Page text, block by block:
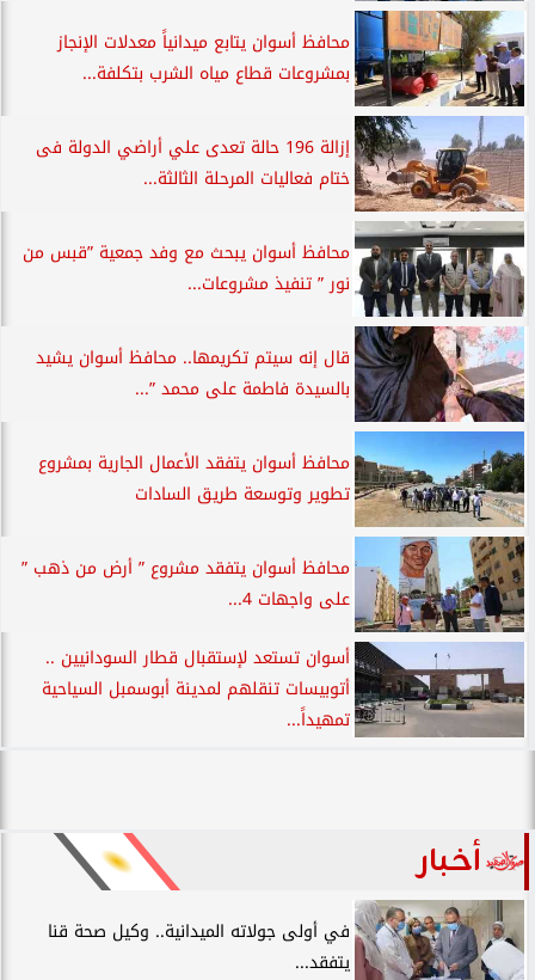
محافظ أسوان يتابع ميدانياً معدلات الإنجاز
بمشروعات قطاع مياه الشرب بتكلفة...
إزالة 196 حالة تعدى علي أراضي الدولة فى
ختام فعاليات المرحلة الثالثة...
محافظ أسوان يبحث مع وفد جمعية ”قبس من
نور ” تنفيذ مشروعات...
قال إنه سيتم تكريمها.. محافظ أسوان يشيد
بالسيدة فاطمة على محمد ”...
محافظ أسوان يتفقد الأعمال الجارية بمشروع
تطوير وتوسعة طريق السادات
محافظ أسوان يتفقد مشروع ” أرض من ذهب ”
على واجهات 4...
أسوان تستعد لإستقبال قطار السودانيين ..
أتوبيسات تنقلهم لمدينة أبوسمبل السياحية
تمهيداً...
أخبار
في أولى جولاته الميدانية.. وكيل صحة قنا
يتفقد...